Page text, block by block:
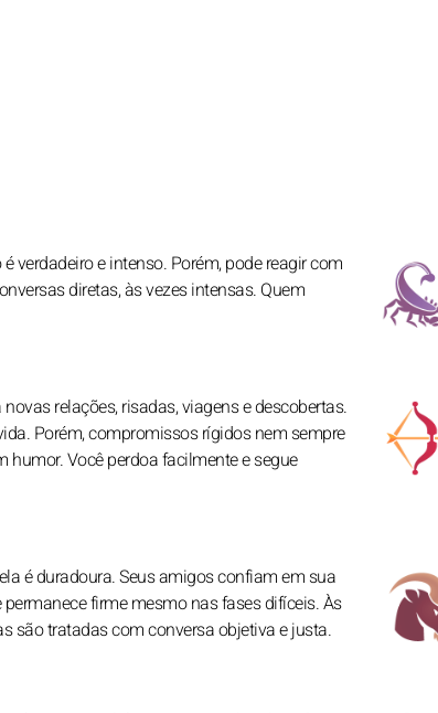
verdadeiro e intenso. Porém, pode reagir com
diretas, às vezes intensas. Quem
relações, risadas, viagens e descobertas.
Porém, compromissos rígidos nem sempre
Você perdoa facilmente e segue
é duradoura. Seus amigos confiam em sua
firme mesmo nas fases difíceis. Às
são tratadas com conversa objetiva e justa.